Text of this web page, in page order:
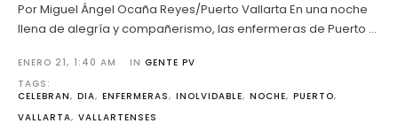
Por Miguel Ángel Ocaña Reyes/Puerto Vallarta En una noche
llena de alegría y compañerismo, las enfermeras de Puerto …
ENERO 21, 1:40 AM IN GENTE PV
TAGS:
CELEBRAN, DIA, ENFERMERAS, INOLVIDABLE, NOCHE, PUERTO,
VALLARTA, VALLARTENSES